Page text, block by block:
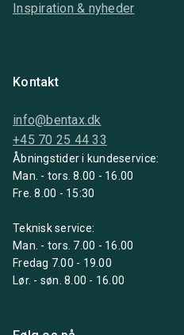
Inspiration & nyheder
Kontakt
info@bentax.dk
+45 70 25 44 33
Åbningstider i kundeservice:
Man. - tors. 8.00 - 16.00
Fre. 8.00 - 15:30
Teknisk service:
Man. - tors. 7.00 - 16.00
Fredag 7.00 - 19.00
Lør. - søn. 8.00 - 16.00